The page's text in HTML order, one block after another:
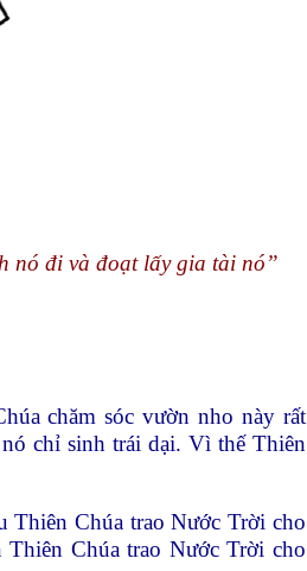
nó đi và đoạt lấy gia tài nó”
chăm sóc vườn nho này rất
chỉ sinh trái dại. Vì thế Thiên
Chúa trao Nước Trời cho
Chúa trao Nước Trời cho